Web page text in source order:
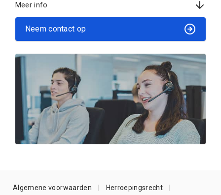
Meer info
Neem contact op
Algemene voorwaarden Herroepingsrecht